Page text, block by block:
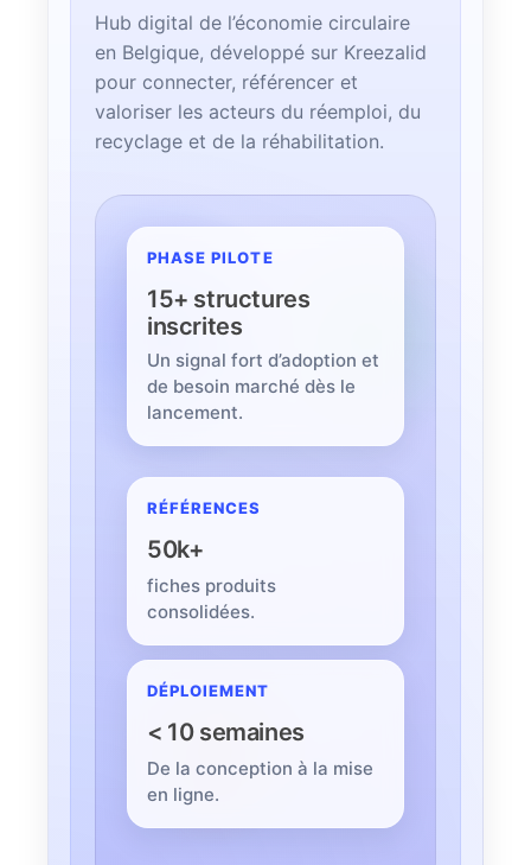
Hub digital de l’économie circulaire
en Belgique, développé sur Kreezalid
pour connecter, référencer et
valoriser les acteurs du réemploi, du
recyclage et de la réhabilitation.
PHASE PILOTE
15+ structures
inscrites
Un signal fort d’adoption et
de besoin marché dès le
lancement.
RÉFÉRENCES
50k+
fiches produits
consolidées.
DÉPLOIEMENT
< 10 semaines
De la conception à la mise
en ligne.